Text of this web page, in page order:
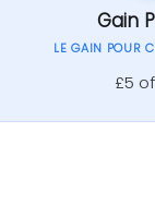
Gain
LE GAIN POUR
£5